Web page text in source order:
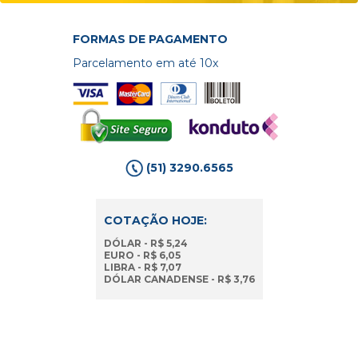
FORMAS DE PAGAMENTO
Parcelamento em até 10x
(51) 3290.6565
COTAÇÃO HOJE:
DÓLAR - R$ 5,24
EURO - R$ 6,05
LIBRA - R$ 7,07
DÓLAR CANADENSE - R$ 3,76